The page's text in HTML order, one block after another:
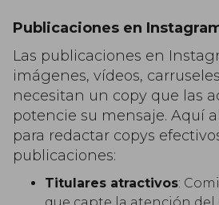
Publicaciones en
Las publicaciones en
imágenes, vídeos,
necesitan un copy que las
potencie su mensaje. Aquí
para redactar copys
publicaciones:
Titulares atractivos: